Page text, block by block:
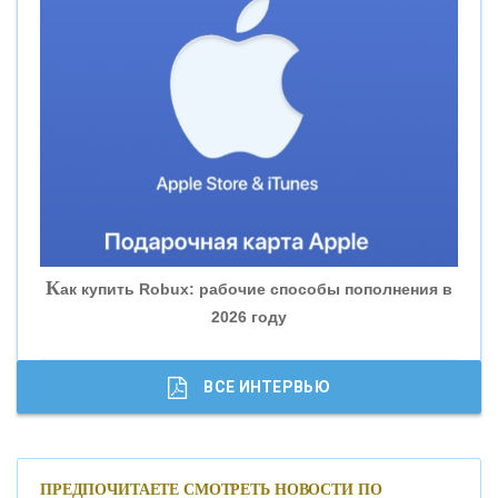
«ВНЕШПРОМБАНК»
«БАНК ГЛОБЭКС»
«СОВКОМБАНК»
«ГАЗПРОМБАНК»
«МОСКОВСКИЙ КРЕДИТНЫЙ БАНК»
Как купить Robux: рабочие способы пополнения в
2026 году
ВСЕ ИНТЕРВЬЮ
ПРЕДПОЧИТАЕТЕ СМОТРЕТЬ НОВОСТИ ПО